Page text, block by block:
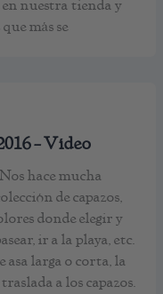
nuestra tienda y
más se
– Vídeo
hace mucha
de capazos,
donde elegir y
ir a la playa, etc.
asa larga o corta, la
a los capazos.